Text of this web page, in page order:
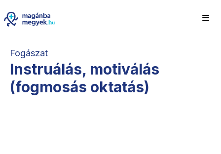
Fogászat
Instruálás, motiválás
(fogmosás oktatás)